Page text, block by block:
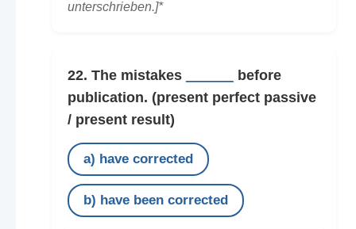
unterschrieben.]*
22. The mistakes
before
publication. (present perfect passive
/ present result)
a) have corrected
b) have been corrected